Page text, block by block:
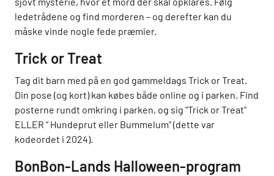
ledetrådene og find morderen – og derefter kan du
måske vinde nogle fede præmier.
Trick or Treat
Tag dit barn med på en god gammeldags Trick or Treat.
Din pose (og kort) kan købes både online og i parken. Find
posterne rundt omkring i parken, og sig "Trick or Treat"
ELLER “ Hundeprut eller Bummelum” (dette var
kodeordet i 2024).
BonBon-Lands Halloween-program